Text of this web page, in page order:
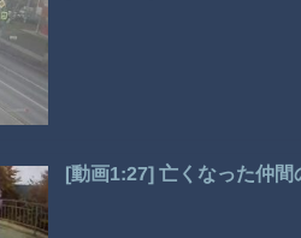
[動画1:27] 亡くなった仲